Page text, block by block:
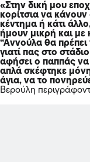
«Στην δική μου
κορίτσια να
κέντημα ή κάτι
ήμουν μικρή και με
“Αννούλα θα
γιατί πας στο
αφήσει ο παππάς να
απλά σκέφτηκε
άγια, να το
Βερούλη